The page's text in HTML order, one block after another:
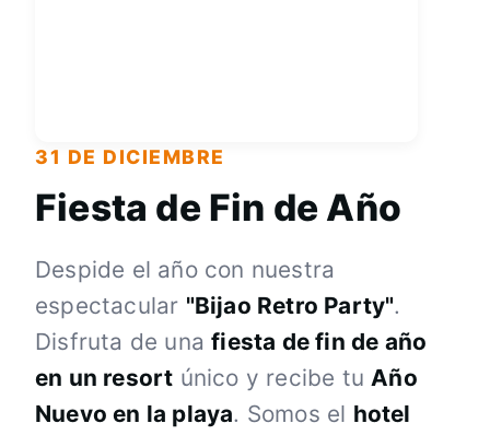
31 DE DICIEMBRE
Fiesta de Fin de Año
Despide el año con nuestra
espectacular "Bijao Retro Party".
Disfruta de unafiesta de fin de año
en un resort único y recibe tuAño
Nuevo en la playa. Somos el hotel